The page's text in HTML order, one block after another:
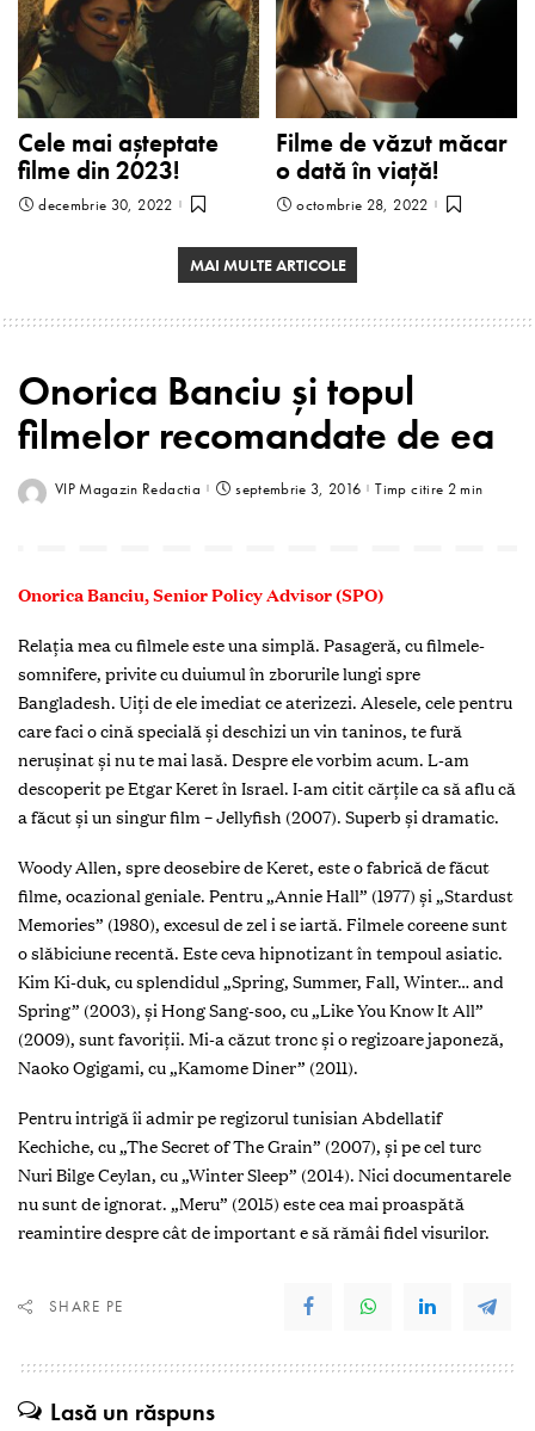
Cele mai așteptate
filme din 2023!
decembrie 30, 2022
Filme de văzut măcar
o dată în viață!
octombrie 28, 2022
MAI MULTE ARTICOLE
Onorica Banciu și topul
filmelor recomandate de ea
VIP Magazin Redactia septembrie 3, 2016 Timp citire 2 min
Onorica Banciu,Senior Policy Advisor (SPO)
Relația mea cu filmele este una simplă. Pasageră, cu filmele-
somnifere, privite cu duiumul în zborurile lungi spre
Bangladesh. Uiți de ele imediat ce aterizezi. Alesele, cele pentru
care faci o cină specială și deschizi un vin taninos, te fură
nerușinat și nu te mai lasă. Despre ele vorbim acum. L-am
descoperit pe Etgar Keret în Israel. I-am citit cărțile ca să aflu că
a făcut și un singur film – Jellyfish (2007). Superb și dramatic.
Woody Allen, spre deosebire de Keret, este o fabrică de făcut
filme, ocazional geniale. Pentru „Annie Hall” (1977) și „Stardust
Memories” (1980), excesul de zel i se iartă. Filmele coreene sunt
o slăbiciune recentă. Este ceva hipnotizant în tempoul asiatic.
Kim Ki-duk, cu splendidul „Spring, Summer, Fall, Winter… and
Spring” (2003), și Hong Sang-soo, cu „Like You Know It All”
(2009), sunt favoriții. Mi-a căzut tronc și o regizoare japoneză,
Naoko Ogigami, cu „Kamome Diner” (2011).
Pentru intrigă îi admir pe regizorul tunisian Abdellatif
Kechiche, cu „The Secret of The Grain” (2007), și pe cel turc
Nuri Bilge Ceylan, cu „Winter Sleep” (2014). Nici documentarele
nu sunt de ignorat. „Meru” (2015) este cea mai proaspătă
reamintire despre cât de important e să rămâi fidel visurilor.
SHARE PE
Lasă un răspuns